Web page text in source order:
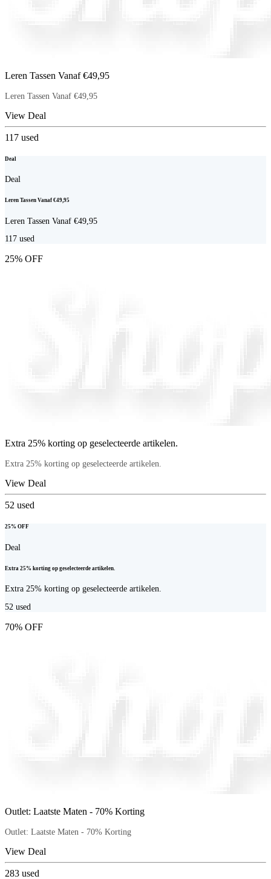
Leren Tassen Vanaf €49,95
Leren Tassen Vanaf €49,95
View Deal
117 used
Deal
Deal
Leren Tassen Vanaf €49,95
Leren Tassen Vanaf €49,95
117 used
25% OFF
Extra 25% korting op geselecteerde artikelen.
Extra 25% korting op geselecteerde artikelen.
View Deal
52 used
25% OFF
Deal
Extra 25% korting op geselecteerde artikelen.
Extra 25% korting op geselecteerde artikelen.
52 used
70% OFF
Outlet: Laatste Maten - 70% Korting
Outlet: Laatste Maten - 70% Korting
View Deal
283 used